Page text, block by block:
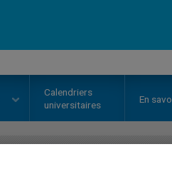
Calendriers
universitaires
En